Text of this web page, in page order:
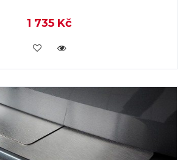
1 735 Kč
KOUPIT